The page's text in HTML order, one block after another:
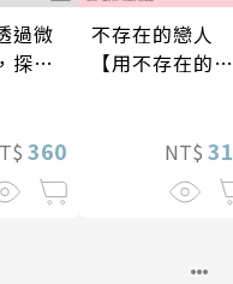
過微
探索
360
不存在的戀人
【用不存在的
NT$